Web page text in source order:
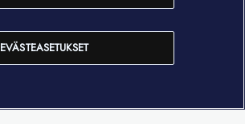
EVÄSTEASETUKSET